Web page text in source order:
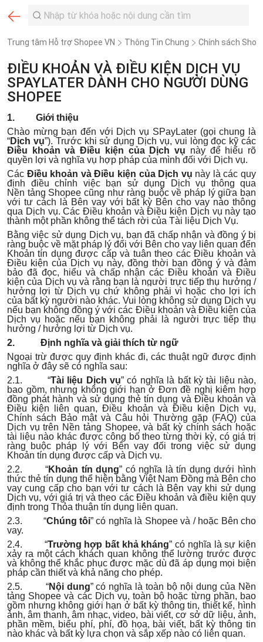
Trung tâm Hỗ trợ Shopee VN Thông Tin Chung Chính sách
ĐIỀU KHOẢN VÀ ĐIỀU KIỆN DỊCH VỤ
SPAYLATER DÀNH CHO NGƯỜI DÙNG
SHOPEE
1. Giới thiệu
Chào mừng bạn đến với Dịch vụ SPayLater (gọi chung là
“Dịch vụ”). Trước khi sử dụng Dịch vụ, vui lòng đọc kỹ các
Điều khoản và Điều kiện của Dịch vụ này để hiểu rõ
quyền lợi và nghĩa vụ hợp pháp của mình đối với Dịch vụ.
Các Điều khoản và Điều kiện của Dịch vụ này là các quy
định điều chỉnh việc bạn sử dụng Dịch vụ thông qua
Nền tảng Shopee cũng như ràng buộc về pháp lý giữa bạn
với tư cách là Bên vay với bất kỳ Bên cho vay nào thông
qua Dịch vụ. Các Điều khoản và Điều kiện Dịch vụ này tạo
thành một phần không thể tách rời của Tài liệu Dịch Vụ.
Bằng việc sử dụng Dịch vụ, bạn đã chấp nhận và đồng ý bị
ràng buộc về mặt pháp lý đối với Bên cho vay liên quan đến
Khoản tín dụng được cấp và tuân theo các Điều khoản và
Điều kiện của Dịch vụ này, đồng thời bạn đồng ý và đảm
bảo đã đọc, hiểu và chấp nhận các Điều khoản và Điều
kiện của Dịch vụ và rằng bạn là người trực tiếp thụ hưởng /
hưởng lợi từ Dịch vụ chứ không phải vì hoặc cho lợi ích
của bất kỳ người nào khác. Vui lòng không sử dụng Dịch vụ
nếu bạn không đồng ý với các Điều khoản và Điều kiện của
Dịch vụ hoặc nếu bạn không phải là người trực tiếp thụ
hưởng / hưởng lợi từ Dịch vụ.
2. Định nghĩa và giải thích từ ngữ
Ngoại trừ được quy định khác đi, các thuật ngữ được định
nghĩa ở đây sẽ có nghĩa sau:
2.1. “Tài liệu Dịch vụ” có nghĩa là bất kỳ tài liệu nào,
bao gồm, nhưng không giới hạn ở Đơn đề nghị kiêm hợp
đồng phát hành và sử dụng thẻ tín dụng và Điều khoản và
Điều kiện liên quan, Điều khoản và Điều kiện Dịch vụ,
Chính sách Bảo mật và Câu hỏi Thường gặp (FAQ) của
Dịch vụ trên Nền tảng Shopee, và bất kỳ chính sách hoặc
tài liệu nào khác được công bố theo từng thời kỳ, có giá trị
ràng buộc pháp lý với Bên vay đối trong việc sử dụng
Khoản tín dụng được cấp và Dịch vụ.
2.2. “Khoản tín dụng” có nghĩa là tín dụng dưới hình
thức thẻ tín dụng thể hiện bằng Việt Nam Đồng mà Bên cho
vay cung cấp cho bạn với tư cách là Bên vay khi sử dụng
Dịch vụ, với giá trị và theo các Điều khoản và điều kiện quy
định trong Thỏa thuận tín dụng liên quan.
2.3. “Chúng tôi” có nghĩa là Shopee và / hoặc Bên cho
vay.
2.4. “Trường hợp bất khả kháng” có nghĩa là sự kiện
xảy ra một cách khách quan không thể lường trước được
và không thể khắc phục được mặc dù đã áp dụng mọi biện
pháp cần thiết và khả năng cho phép.
2.5. “Nội dung” có nghĩa là toàn bộ nội dung của Nền
tảng Shopee và các Dịch vụ, toàn bộ hoặc từng phần, bao
gồm nhưng không giới hạn ở bất kỳ thông tin, thiết kế, hình
ảnh, âm thanh, âm nhạc, video, bài viết, cơ sở dữ liệu, ảnh,
phần mềm, biểu phí, phí, đồ họa, bài viết, bất kỳ thông tin
nào khác và bất kỳ lựa chọn và sắp xếp nào có liên quan.